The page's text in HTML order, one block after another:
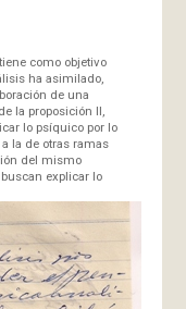
como objetivo
ha asimilado,
de una
la proposición II,
lo psíquico por lo
la de otras ramas
del mismo
explicar lo